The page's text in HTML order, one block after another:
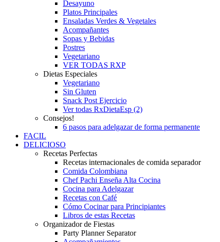
Desayuno
Platos Principales
Ensaladas Verdes & Vegetales
Acompañantes
Sopas y Bebidas
Postres
Vegetariano
VER TODAS RXP
Dietas Especiales
Vegetariano
Sin Gluten
Snack Post Ejercicio
Ver todas RxDietaEsp (2)
Consejos!
6 pasos para adelgazar de forma permanente
FACIL
DELICIOSO
Recetas Perfectas
Recetas internacionales de comida separador
Comida Colombiana
Chef Pachi Enseña Alta Cocina
Cocina para Adelgazar
Recetas con Café
Cómo Cocinar para Principiantes
Libros de estas Recetas
Organizador de Fiestas
Party Planner Separator